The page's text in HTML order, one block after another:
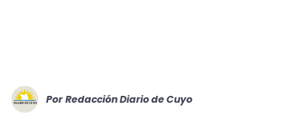
Por Redacción Diario de Cuyo